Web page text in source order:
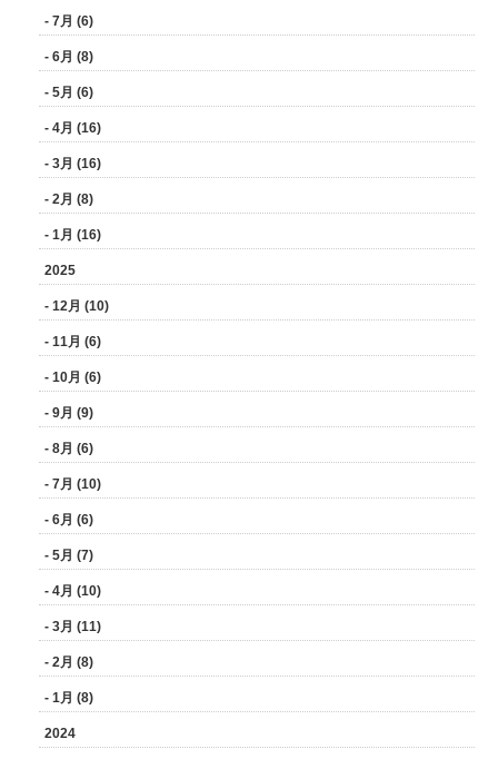
- 7月 (6)
- 6月 (8)
- 5月 (6)
- 4月 (16)
- 3月 (16)
- 2月 (8)
- 1月 (16)
2025
- 12月 (10)
- 11月 (6)
- 10月 (6)
- 9月 (9)
- 8月 (6)
- 7月 (10)
- 6月 (6)
- 5月 (7)
- 4月 (10)
- 3月 (11)
- 2月 (8)
- 1月 (8)
2024